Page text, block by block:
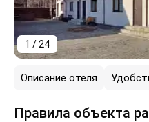
1 / 24
Описание отеля
Правила объекта